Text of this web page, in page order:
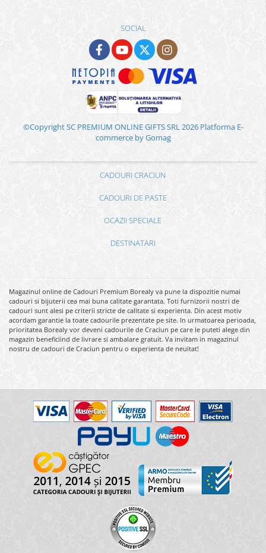
SOCIAL
©Copyright SC PREMIUM ONLINE GIFTS SRL 2026 Platforma E-
commerce by Gomag
CADOURI CRACIUN
CADOURI DE PASTE
OCAZII SPECIALE
DESTINATARI
Magazinul online de Cadouri Premium Borealy va pune la dispozitie numai
cadouri si bijuterii cea mai buna calitate garantata. Toti furnizorii nostri de
cadouri sunt alesi pe criterii stricte de calitate si experienta. Din acest motiv
acordam garantie la toate cadourile prezentate pe site. In urmatoarea perioada,
prioritatea Borealy vor deveni cadourile de Craciun pe care le puteti alege din
magazin beneficiind de livrare si ambalare gratuit. Va invitam in magazinul
nostru de cadouri de Craciun pentru o experienta de neuitat!